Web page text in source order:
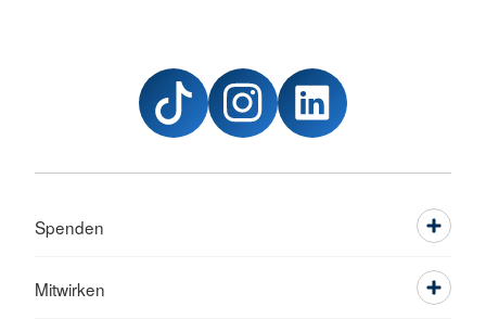
Spenden
Mitwirken